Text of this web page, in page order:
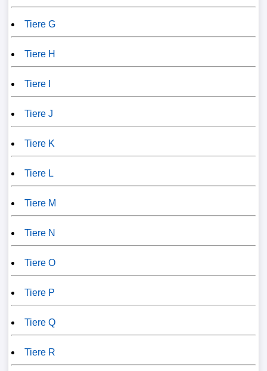
Tiere G
Tiere H
Tiere I
Tiere J
Tiere K
Tiere L
Tiere M
Tiere N
Tiere O
Tiere P
Tiere Q
Tiere R